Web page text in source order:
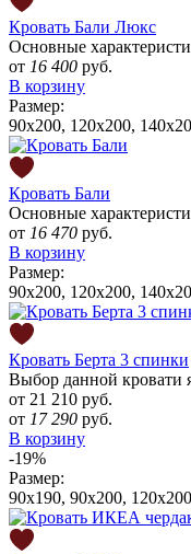
Кровать Бали Люкс
Основные
от 16 400 руб.
В корзину
Размер:
90x200, 120x200,
Кровать Бали
Основные
от 16 470 руб.
В корзину
Размер:
90x200, 120x200,
Кровать Берта 3 спинки
Выбор данной кровати
от 21 210 руб.
от 17 290 руб.
В корзину
-19%
Размер:
90x190, 90x200,